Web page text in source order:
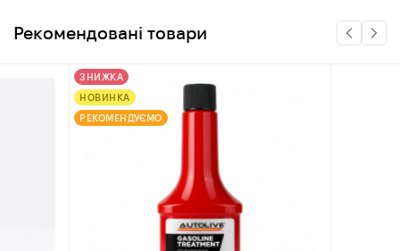
Рекомендовані товари
ЗНИЖКА
НОВИНКА
РЕКОМЕНДУЄМО